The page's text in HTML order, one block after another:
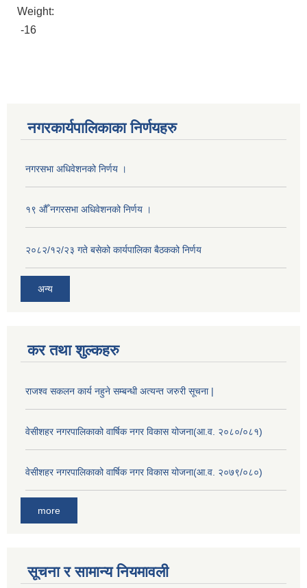
Weight:
-16
नगरकार्यपालिकाका निर्णयहरु
नगरसभा अधिवेशनको निर्णय ।
१९ औँ नगरसभा अधिवेशनको निर्णय ।
२०८२/१२/२३ गते बसेको कार्यपालिका बैठकको निर्णय
अन्य
कर तथा शुल्कहरु
राजश्व सकलन कार्य नहुने सम्बन्धी अत्यन्त जरुरी सूचना |
वेसीशहर नगरपालिकाको वार्षिक नगर विकास योजना(आ.व. २०८०/०८१)
वेसीशहर नगरपालिकाको वार्षिक नगर विकास योजना(आ.व. २०७९/०८०)
more
सूचना र सामान्य नियमावली